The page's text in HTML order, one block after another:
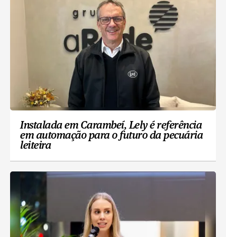
Instalada em Carambeí, Lely é referência
em automação para o futuro da pecuária
leiteira